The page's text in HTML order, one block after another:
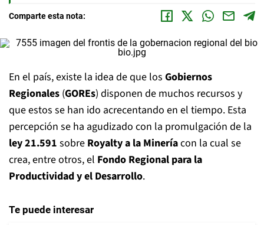
Comparte esta nota:
En el país, existe la idea de que los Gobiernos
Regionales (GOREs) disponen de muchos recursos y
que estos se han ido acrecentando en el tiempo. Esta
percepción se ha agudizado con la promulgación de la
ley 21.591 sobre Royalty a la Mineríacon la cual se
crea, entre otros, el Fondo Regional para la
Productividad y el Desarrollo.
Te puede interesar